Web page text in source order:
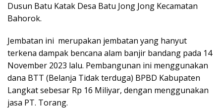
Dusun Batu Katak Desa Batu Jong Jong Kecamatan
Bahorok.
Jembatan ini merupakan jembatan yang hanyut
terkena dampak bencana alam banjir bandang pada 14
November 2023 lalu. Pembangunan ini menggunakan
dana BTT (Belanja Tidak terduga) BPBD Kabupaten
Langkat sebesar Rp 16 Miliyar, dengan menggunakan
jasa PT. Torang.